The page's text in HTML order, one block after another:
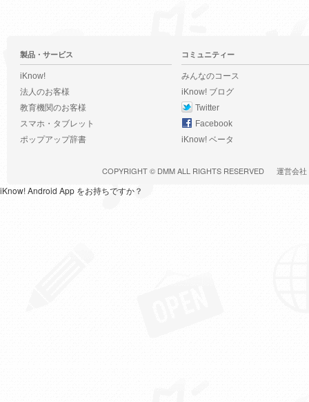
製品・サービス
iKnow!
法人のお客様
教育機関のお客様
スマホ・タブレット
ポップアップ辞書
コミュニティー
みんなのコース
iKnow! ブログ
Twitter
Facebook
iKnow! ベータ
COPYRIGHT © DMMALL RIGHTS RESERVED 運営会社
iKnow! Android App をお持ちですか？